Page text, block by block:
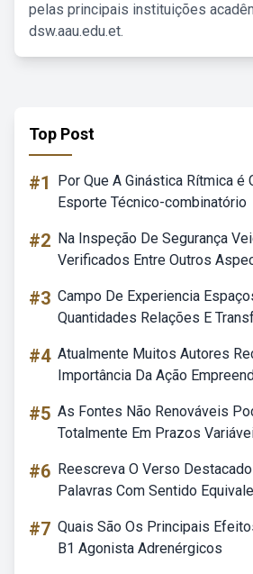
pelas principais instituições
dsw.aau.edu.et.
Top Post
#1
Por Que A Ginástica Rítmica é
Esporte Técnico-combinatório
#2 Na Inspeção De Segurança
Verificados Entre Outros
#3 Campo De Experiencia
Quantidades Relações E
#4 Atualmente Muitos Autores
Importância Da Ação
#5 As Fontes Não Renováveis
Totalmente Em Prazos
#6 Reescreva O Verso
Palavras Com Sentido
#7 Quais São Os Principais
B1 Agonista Adrenérgicos